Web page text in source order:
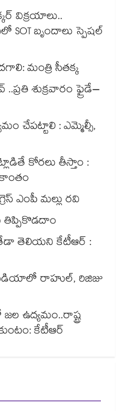
విక్రయాలు..
బృందాలు స్పెషల్
మంత్రి సీతక్క
శుక్రవారం ఫ్రైడే–
చేపట్టాలి : ఎమ్మెల్సీ,
కోరలు తీస్తాం :
ఎంపీ మల్లు రవి
తిప్పికొడదాం
తెలియని కేటీఆర్‌‌ :
రాహుల్, రిజిజు
ఉద్యమం..రాష్ట్ర
కేటీఆర్